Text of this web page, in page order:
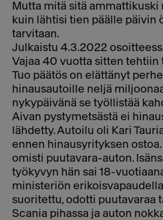
Mutta mitä sitä ammattikuski
kuin lähtisi tien päälle päivin
tarvitaan.
Julkaistu 4.3.2022
Vajaa 40 vuotta sitten tehtiin
Tuo päätös on elättänyt
hinausautoille neljä
nykypäivänä se työllistää
Aivan pystymetsästä ei
lähdetty. Autoilu oli Kari
ennen hinausyrityksen ostoa.
omisti puutavara-auton.
työkyvyn hän sai 18-
ministeriön
suoritettu, odotti puutavaraa
Scania pihassa ja auton